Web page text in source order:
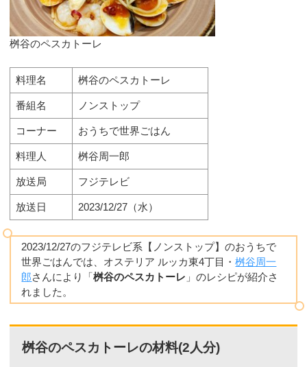
桝谷のペスカトーレ
料理名 桝谷のペスカトーレ
番組名 ノンストップ
コーナー おうちで世界ごはん
料理人 桝谷周一郎
放送局 フジテレビ
放送日 2023/12/27（水）
2023/12/27のフジテレビ系【ノンストップ】のおうちで
世界ごはんでは、オステリア ルッカ東4丁目・桝谷周一
郎さんにより「桝谷のペスカトーレ 」のレシピが紹介さ
れました。
桝谷のペスカトーレの材料(2人分)